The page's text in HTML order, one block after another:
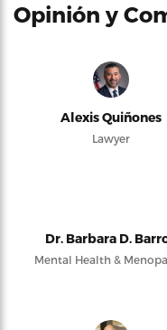
Opinión y
Alexis Quiñones
Lawyer
Dr. Barbara D.
Mental Health &